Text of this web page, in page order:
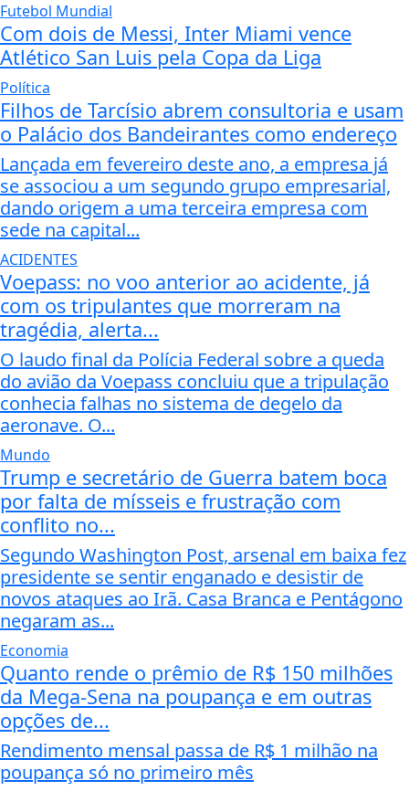
Futebol Mundial
Com dois de Messi, Inter Miami vence
Atlético San Luis pela Copa da Liga
Política
Filhos de Tarcísio abrem consultoria e usam
o Palácio dos Bandeirantes como endereço
Lançada em fevereiro deste ano, a empresa já
se associou a um segundo grupo empresarial,
dando origem a uma terceira empresa com
sede na capital...
ACIDENTES
Voepass: no voo anterior ao acidente, já
com os tripulantes que morreram na
tragédia, alerta...
O laudo final da Polícia Federal sobre a queda
do avião da Voepass concluiu que a tripulação
conhecia falhas no sistema de degelo da
aeronave. O...
Mundo
Trump e secretário de Guerra batem boca
por falta de mísseis e frustração com
conflito no...
Segundo Washington Post, arsenal em baixa fez
presidente se sentir enganado e desistir de
novos ataques ao Irã. Casa Branca e Pentágono
negaram as...
Economia
Quanto rende o prêmio de R$ 150 milhões
da Mega-Sena na poupança e em outras
opções de...
Rendimento mensal passa de R$ 1 milhão na
poupança só no primeiro mês